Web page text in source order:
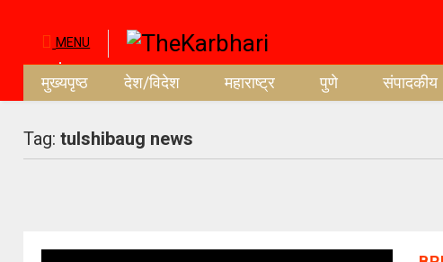
MENU
मुख्यपृष्ठ देश/विदेश महाराष्ट्र पुणे संपादकीय
Tag:tulshibaug news